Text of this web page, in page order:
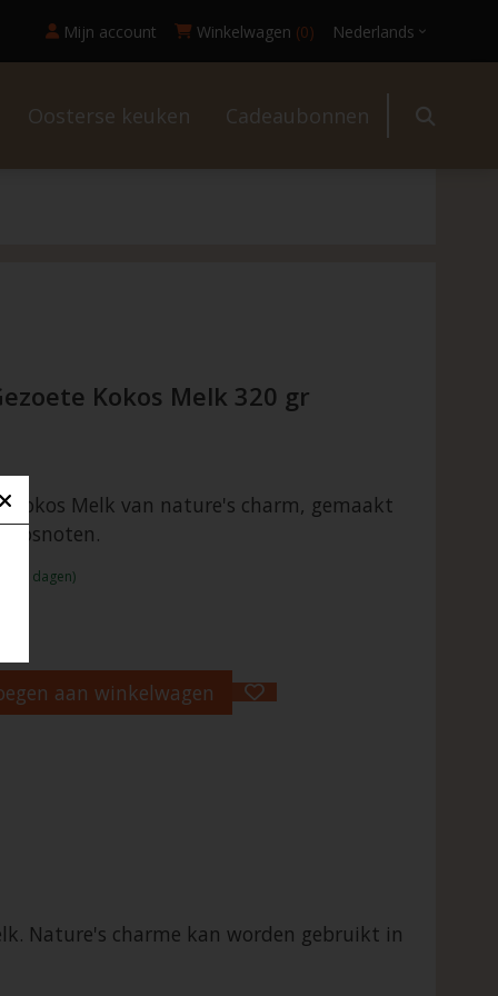
Mijn account Winkelwagen (0) Nederlands
Oosterse keuken Cadeaubonnen
Kokos Melk 320 gr
Kokos Melk van nature's charm, gemaakt
- 2 dagen)
aan winkelwagen
Nature's charme kan worden gebruikt in